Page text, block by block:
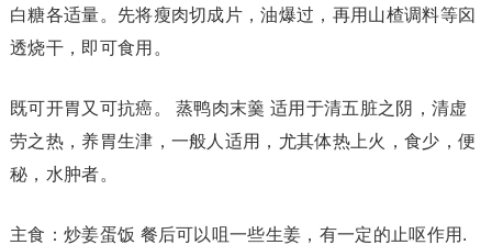
白糖各适量。先将瘦肉切成片，油爆过，再用山楂调料等囟
透烧干，即可食用。
既可开胃又可抗癌。 蒸鸭肉末羹 适用于清五脏之阴，清虚
劳之热，养胃生津，一般人适用，尤其体热上火，食少，便
秘，水肿者。
主食：炒姜蛋饭 餐后可以咀一些生姜，有一定的止呕作用.